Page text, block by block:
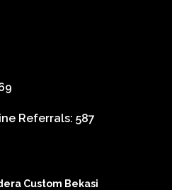
Referrals: 587
Custom Bekasi